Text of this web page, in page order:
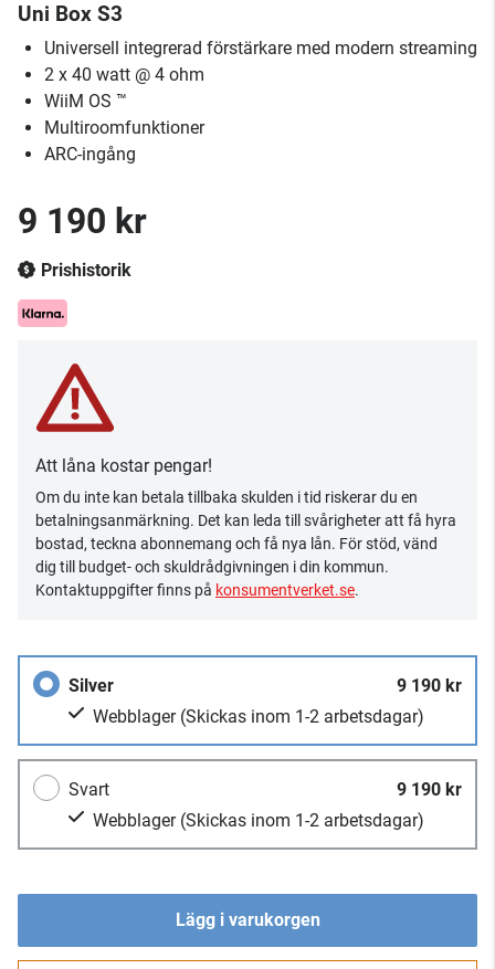
Uni Box S3
Universell integrerad förstärkare med modern streaming
2 x 40 watt @ 4 ohm
WiiM OS ™
Multiroomfunktioner
ARC-ingång
9 190 kr
Prishistorik
Att låna kostar pengar!
Om du inte kan betala tillbaka skulden i tid riskerar du en
betalningsanmärkning. Det kan leda till svårigheter att få hyra
bostad, teckna abonnemang och få nya lån. För stöd, vänd
dig till budget- och skuldrådgivningen i din kommun.
Kontaktuppgifter finns på konsumentverket.se.
Silver
9 190 kr
Webblager (Skickas inom 1-2 arbetsdagar)
Svart
9 190 kr
Webblager (Skickas inom 1-2 arbetsdagar)
Lägg i varukorgen